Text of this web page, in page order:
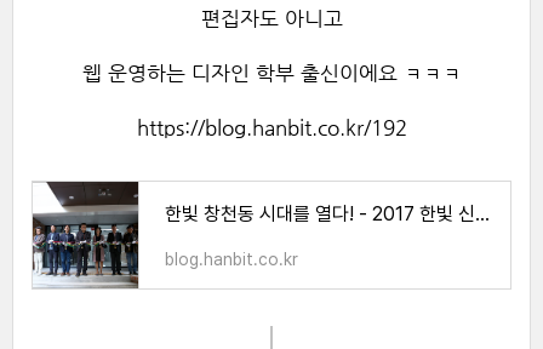
편집자도 아니고
웹 운영하는 디자인 학부 출신이에요 ㅋㅋㅋ
https://blog.hanbit.co.kr/192
한빛 창천동 시대를 열다! - 2017 한빛 신사옥 입주식
blog.hanbit.co.kr